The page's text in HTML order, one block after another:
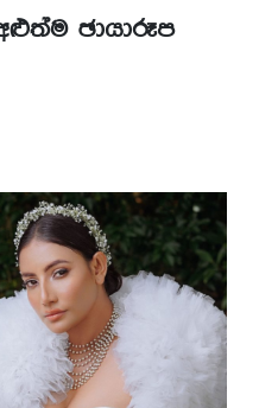
ඡායාරූප